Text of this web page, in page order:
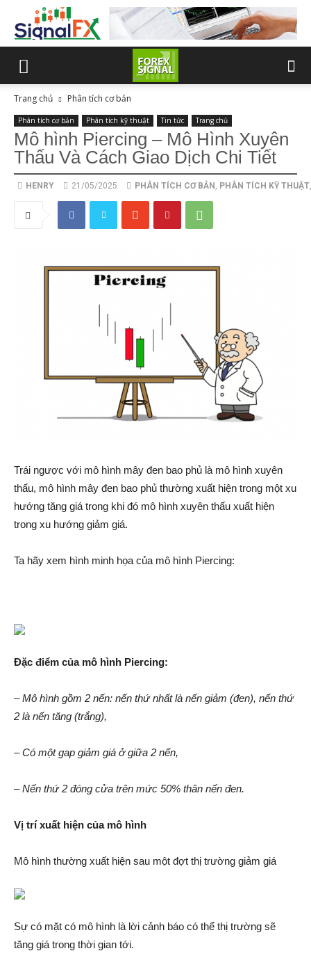
Trang chủ Phân tích cơ bản
Phân tích cơ bản Phân tích kỹ thuật Tin tức Trang chủ
Mô hình Piercing – Mô Hình Xuyên
Thấu Và Cách Giao Dịch Chi Tiết
HENRY 21/05/2025 PHÂN TÍCH CƠ BẢN , PHÂN TÍCH KỸ THUẬT
Trái ngược với mô hình mây đen bao phủ là mô hình xuyên
thấu, mô hình mây đen bao phủ thường xuất hiện trong một xu
hướng tăng giá trong khi đó mô hình xuyên thấu xuất hiện
trong xu hướng giảm giá.
Ta hãy xem hình minh họa của mô hình Piercing:
Đặc điểm của mô hình Piercing:
– Mô hình gồm 2 nến: nến thứ nhất là nến giảm (đen), nến thứ
2 là nến tăng (trắng),
– Có một gap giảm giá ở giữa 2 nến,
– Nến thứ 2 đóng cửa trên mức 50% thân nến đen.
Vị trí xuất hiện của mô hình
Mô hình thường xuất hiện sau một đợt thị trường giảm giá
Sự có mặt có mô hình là lời cảnh báo có thể thị trường sẽ
tăng giá trong thời gian tới.